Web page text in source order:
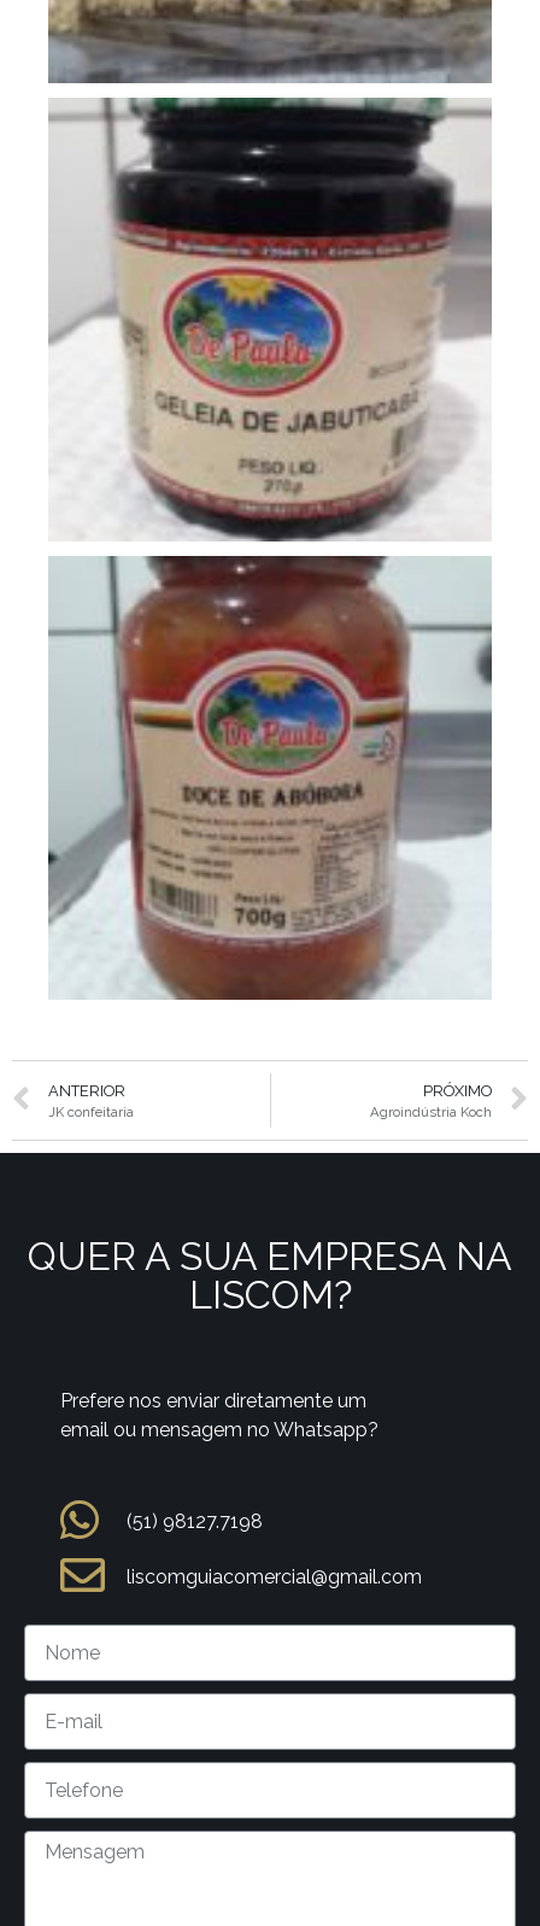
ANTERIOR
JK confeitaria
PRÓXIMO
Agroindústria Koch
QUER A SUA EMPRESA NA
LISCOM?
Prefere nos enviar diretamente um
email ou mensagem no Whatsapp?
(51) 98127.7198
liscomguiacomercial@gmail.com